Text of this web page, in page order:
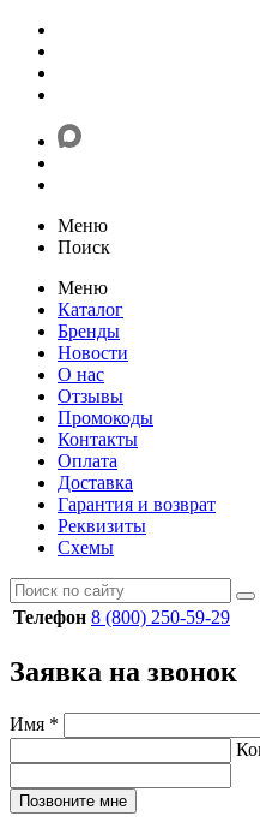
Меню
Поиск
Меню
Каталог
Бренды
Новости
О нас
Отзывы
Промокоды
Контакты
Оплата
Доставка
Гарантия и возврат
Реквизиты
Схемы
Телефон 8 (800) 250-59-29
Заявка на звонок
Имя *
Позвоните мне